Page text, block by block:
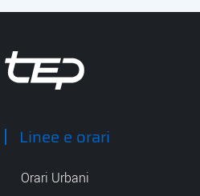
Linee e orari
Orari Urbani